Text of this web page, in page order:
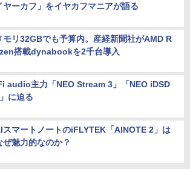
ヤーカフ」をイヤカフマニアが語る
モリ32GBでも予算内。産経新聞社がAMD R
搭載dynabookを2千台導入
audio主力「NEO Stream 3」「NEO iDSD
に迫る
スマートノートのiFLYTEK「AINOTE 2」は
ぜ魅力的なのか？